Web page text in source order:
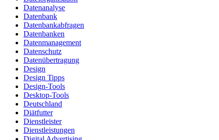
Datenanalyse
Datenbank
Datenbankabfragen
Datenbanken
Datenmanagement
Datenschutz
Datenübertragung
Design
Design Tipps
Design-Tools
Desktop-Tools
Deutschland
Diätfutter
Dienstleister
Dienstleistungen